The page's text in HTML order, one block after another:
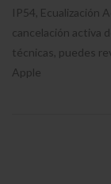
IP54, Ecualización
cancelación activa
técnicas, puedes
Apple